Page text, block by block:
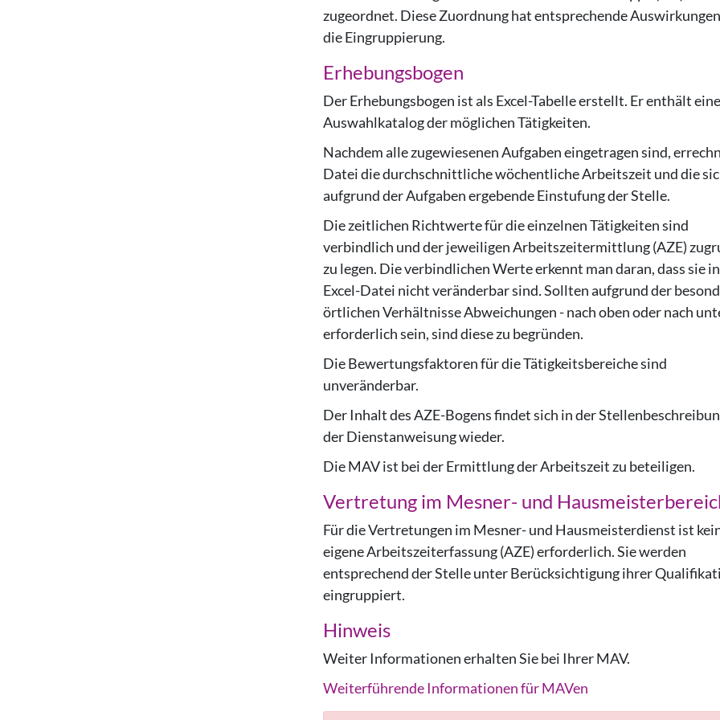
zugeordnet. Diese Zuordnung hat entsprechende
die Eingruppierung.
Erhebungsbogen
Der Erhebungsbogen ist als Excel-Tabelle erstellt. Er enthält
Auswahlkatalog der möglichen Tätigkeiten.
Nachdem alle zugewiesenen Aufgaben eingetragen sind,
Datei die durchschnittliche wöchentliche Arbeitszeit und die
aufgrund der Aufgaben ergebende Einstufungder Stelle.
Die zeitlichen Richtwerte für die einzelnen Tätigkeiten sind
verbindlich und der jeweiligen Arbeitszeitermittlung (AZE)
zu legen. Die verbindlichen Werte erkennt man daran, dass sie
Excel-Datei nicht veränderbar sind.Sollten aufgrund der
örtlichen Verhältnisse Abweichungen - nach oben oder nach
erforderlich sein, sind diese zu begründen.
Die Bewertungsfaktoren für die Tätigkeitsbereiche sind
unveränderbar.
Der Inhalt des AZE-Bogens findet sich in der
der Dienstanweisung wieder.
Die MAV ist bei der Ermittlung der Arbeitszeit zu beteiligen.
Vertretung im Mesner- und
Für die Vertretungen im Mesner- und Hausmeisterdienst ist
eigene Arbeitszeiterfassung (AZE) erforderlich. Sie werden
entsprechend der Stelle unter Berücksichtigung ihrer
eingruppiert.
Hinweis
Weiter Informationen erhalten Sie bei Ihrer MAV.
Weiterführende Informationen für MAVen